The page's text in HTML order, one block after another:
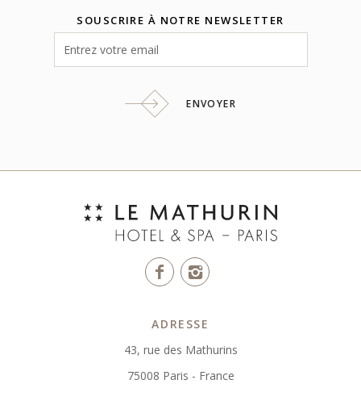
SOUSCRIRE À NOTRE NEWSLETTER
ENVOYER
ADRESSE
43, rue des Mathurins
75008 Paris - France